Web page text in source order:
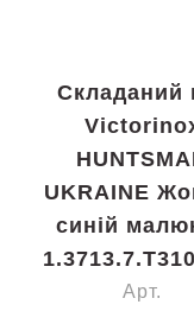
Складаний
UKRAINE
синій
Арт.